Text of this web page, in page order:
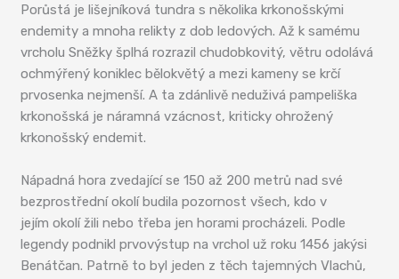
Porůstá je lišejníková tundra s několika krkonošskými
endemity a mnoha relikty z dob ledových. Až k samému
vrcholu Sněžky šplhá rozrazil chudobkovitý, větru odolává
ochmýřený koniklec bělokvětý a mezi kameny se krčí
prvosenka nejmenší. A ta zdánlivě neduživá pampeliška
krkonošská je náramná vzácnost, kriticky ohrožený
krkonošský endemit.
Nápadná hora zvedající se 150 až 200 metrů nad své
bezprostřední okolí budila pozornost všech, kdo v
jejím okolí žili nebo třeba jen horami procházeli. Podle
legendy podnikl prvovýstup na vrchol už roku 1456 jakýsi
Benátčan. Patrně to byl jeden z těch tajemných Vlachů,